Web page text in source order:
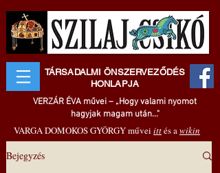
TÁRSADALMI ÖNSZERVEZŐDÉS
HONLAPJA
VERZÁR ÉVA művei – „Hogy valami nyomot
hagyjak magam után..."
VARGA DOMOKOS GYÖRGY művei ittés awikin
Bejegyzés